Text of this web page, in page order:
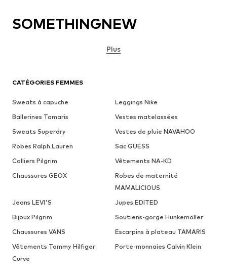
CATÉGORIES FEMMES
Sweats à capuche
Leggings Nike
Ballerines Tamaris
Vestes matelassées
Sweats Superdry
Vestes de pluie NAVAHOO
Robes Ralph Lauren
Sac GUESS
Colliers Pilgrim
Vêtements NA-KD
Chaussures GEOX
Robes de maternité
MAMALICIOUS
Jeans LEVI'S
Jupes EDITED
Bijoux Pilgrim
Soutiens-gorge Hunkemöller
Chaussures VANS
Escarpins à plateau TAMARIS
Vêtements Tommy Hilfiger
Curve
Porte-monnaies Calvin Klein
SOMETHINGNEW
Plus